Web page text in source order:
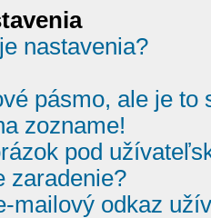
nastavenia?
pásmo, ale je to
zozname!
pod
zaradenie?
mailový odkaz